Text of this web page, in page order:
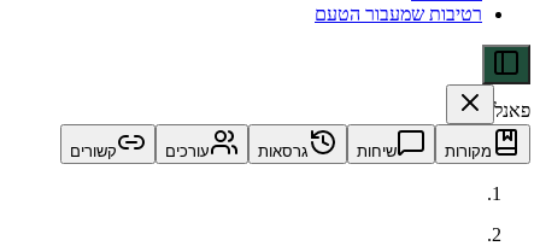
שמעבור הטעם
שיחות גרסאות עורכים קשורים